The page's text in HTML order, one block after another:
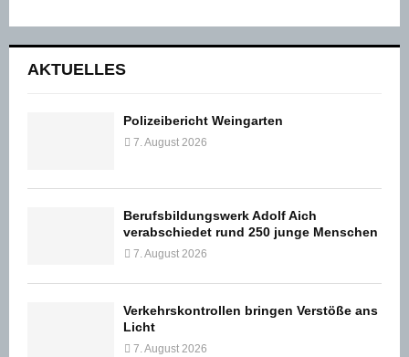
AKTUELLES
Polizeibericht Weingarten
7. August 2026
Berufsbildungswerk Adolf Aich
verabschiedet rund 250 junge Menschen
7. August 2026
Verkehrskontrollen bringen Verstöße ans
Licht
7. August 2026